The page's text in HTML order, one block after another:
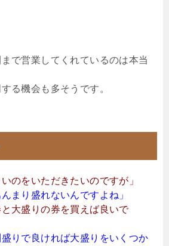
で営業してくれているのは本当
る機会も多そうです。
のをいただきたいのですが」
まり盛れないんですよね」
大盛りの券を買えば良いで
りで良ければ大盛りをいくつか